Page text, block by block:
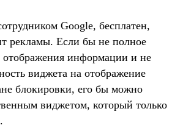
Google, бесплатен,
рекламы. Если бы не полное
отображения информации и не
виджета на отображение
блокировки, его бы можно
виджетом, который только